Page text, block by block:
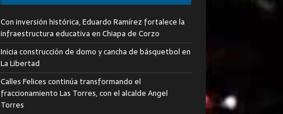
Con inversión histórica, Eduardo Ramírez fortalece la
infraestructura educativa en Chiapa de Corzo
Inicia construcción de domo y cancha de básquetbol en
La Libertad
Calles Felices continúa transformando el
fraccionamiento Las Torres, con el alcalde Angel
Torres